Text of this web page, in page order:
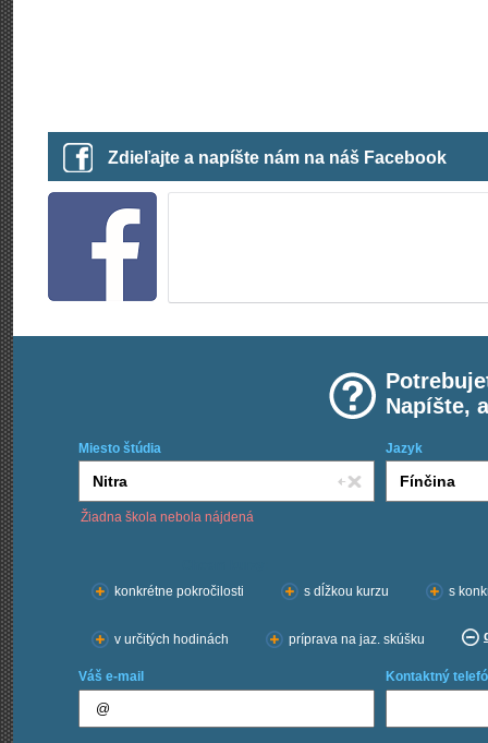
Zdieľajte a napíšte nám na náš Facebook
Napíšte,
Miesto štúdia Jazyk
Žiadna škola nebola nájdená
konkrétne pokročilosti
s dĺžkou kurzu s
v určitých hodinách príprava na jaz. skúšku
Váš e-mail Kontaktný